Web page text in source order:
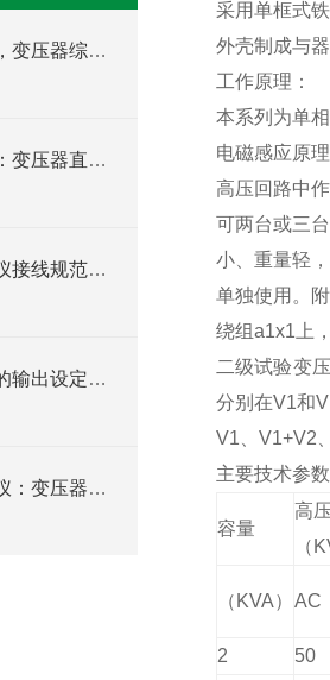
内置超温、过流保护，变压器综合参数测试仪兼顾安全与效率，助力电力现场作业
准确检测，安全无忧：变压器直流电阻测试仪助力电力维护
变压器直流电阻测试仪接线规范与常见误差排除方法
单相继电保护测试仪的输出设定讲解
变压器绕组变比测试仪：变压器维护的关键工具
采用单框式
外壳制成与
工作原理：
本系列为单
电磁感应原
高压回路中
可两台或三
小、重量轻
单独使用。
绕组a1x1 上
二级试验变
分别在V1和
V1
V1+V2
主要技术参
容量
高
（
（ KVA） AC
2
50